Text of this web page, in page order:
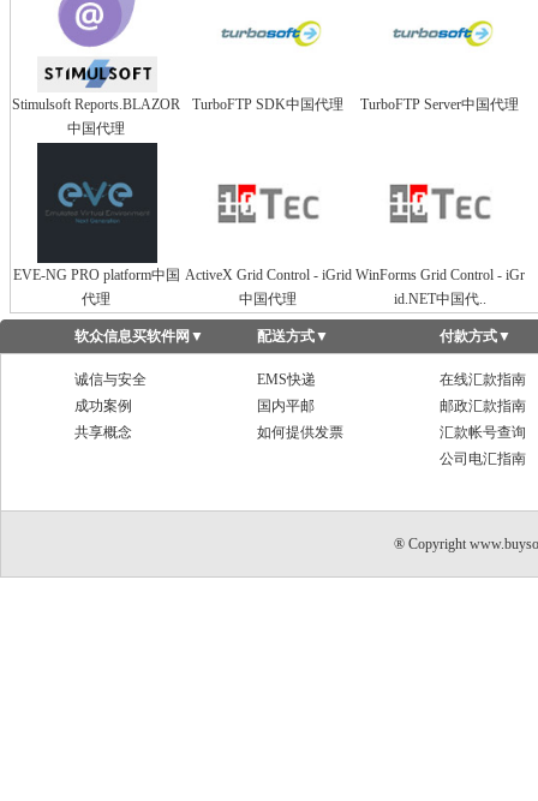
Stimulsoft Reports.BLAZOR
中国代理
TurboFTP SDK中国代理 TurboFTP Server中国代理
EVE-NG PRO platform中国
代理
ActiveX Grid Control - iGrid
中国代理
WinForms Grid Control - iGr
id.NET中国代..
软众信息买软件网 ▼ 配送方式▼ 付款方式▼
诚信与安全 EMS快递
在线汇款指南
成功案例
国内平邮
邮政汇款指南
共享概念
如何提供发票
汇款帐号查询
公司电汇指南
® Copyright